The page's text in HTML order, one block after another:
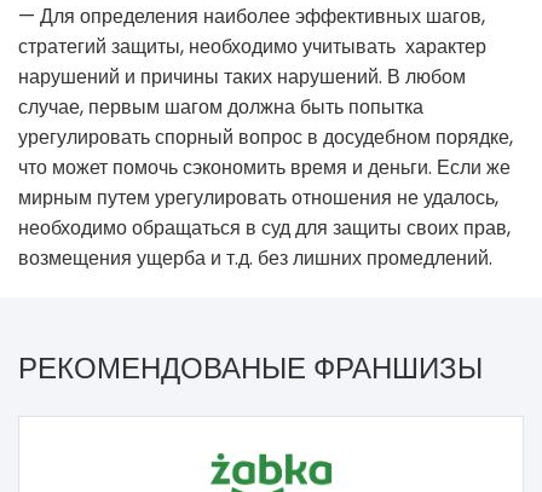
— Для определения наиболее эффективных шагов,
стратегий защиты, необходимо учитывать характер
нарушений и причины таких нарушений. В любом
случае, первым шагом должна быть попытка
урегулировать спорный вопрос в досудебном порядке,
что может помочь сэкономить время и деньги. Если же
мирным путем урегулировать отношения не удалось,
необходимо обращаться в суд для защиты своих прав,
возмещения ущерба и т.д. без лишних промедлений.
РЕКОМЕНДОВАНЫЕ ФРАНШИЗЫ